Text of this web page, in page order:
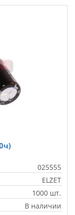
025555
ELZET
1000 шт.
В наличии